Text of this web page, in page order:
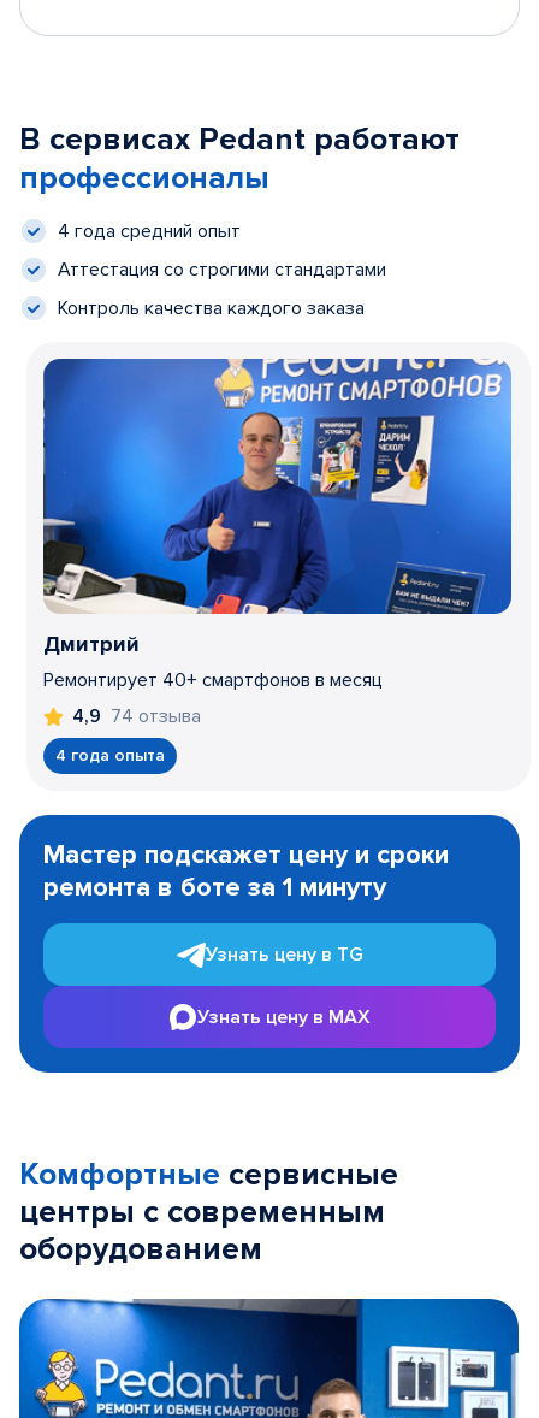
В сервисах Pedant работают
профессионалы
4 года средний опыт
Аттестация со строгими стандартами
Контроль качества каждого заказа
Дмитрий
Ремонтирует 40+ смартфонов в месяц
4,9 74 отзыва
4 года опыта
1
Мастер подскажет цену и сроки
ремонта в боте за 1 минуту
Узнать цену в TG
Узнать цену в MAX
Комфортные сервисные
центры с современным
оборудованием